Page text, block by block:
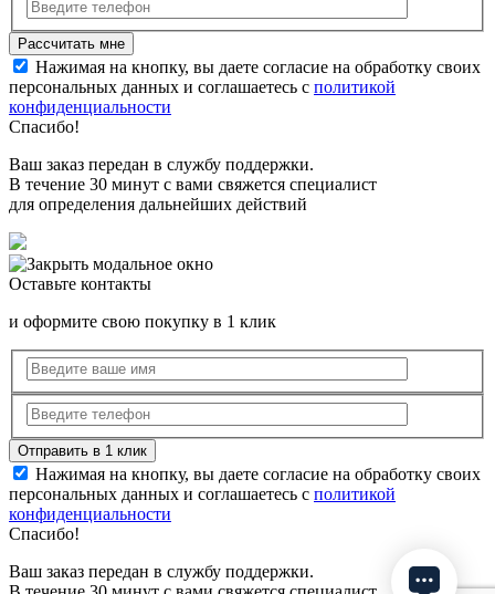
Нажимая на кнопку, вы даете согласие на обработку своих
персональных данных и соглашаетесь с политикой
конфиденциальности
Спасибо!
Ваш заказ передан в службу поддержки.
В течение 30 минут с вами свяжется специалист
для определения дальнейших действий
Оставьте контакты
и оформите свою покупку в 1 клик
Нажимая на кнопку, вы даете согласие на обработку своих
персональных данных и соглашаетесь с политикой
конфиденциальности
Спасибо!
Ваш заказ передан в службу поддержки.